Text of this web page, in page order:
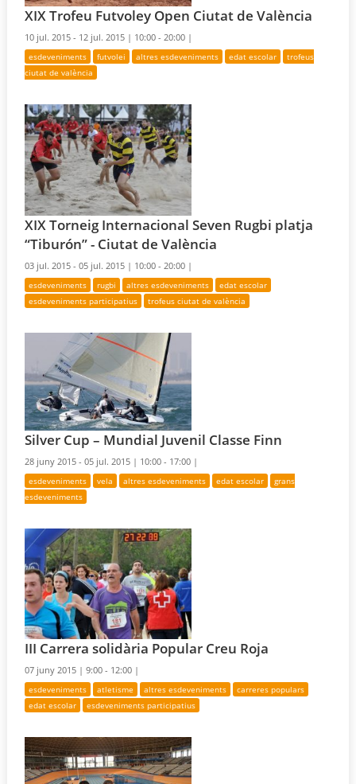
XIX Trofeu Futvoley Open Ciutat de València
10 jul. 2015 - 12 jul. 2015 | 10:00 - 20:00 |
esdeveniments futvolei altres esdeveniments edat escolar
trofeus
ciutat de valència
XIX Torneig Internacional Seven Rugbi platja
“Tiburón” - Ciutat de València
03 jul. 2015 - 05 jul. 2015 | 10:00 - 20:00 |
esdeveniments rugbi altres esdeveniments
edat escolar
esdeveniments participatius
trofeus ciutat de valència
Silver Cup – Mundial Juvenil Classe Finn
28 juny 2015 - 05 jul. 2015 | 10:00 - 17:00 |
esdeveniments vela altres esdeveniments edat escolar
grans
esdeveniments
III Carrera solidària Popular Creu Roja
07 juny 2015 |9:00 - 12:00 |
esdeveniments atletisme altres esdeveniments
carreres populars
edat escolar
esdeveniments participatius